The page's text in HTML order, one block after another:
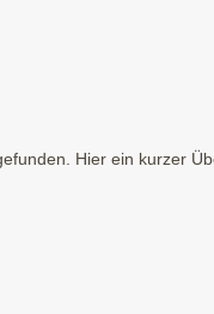
Hier ein kurzer